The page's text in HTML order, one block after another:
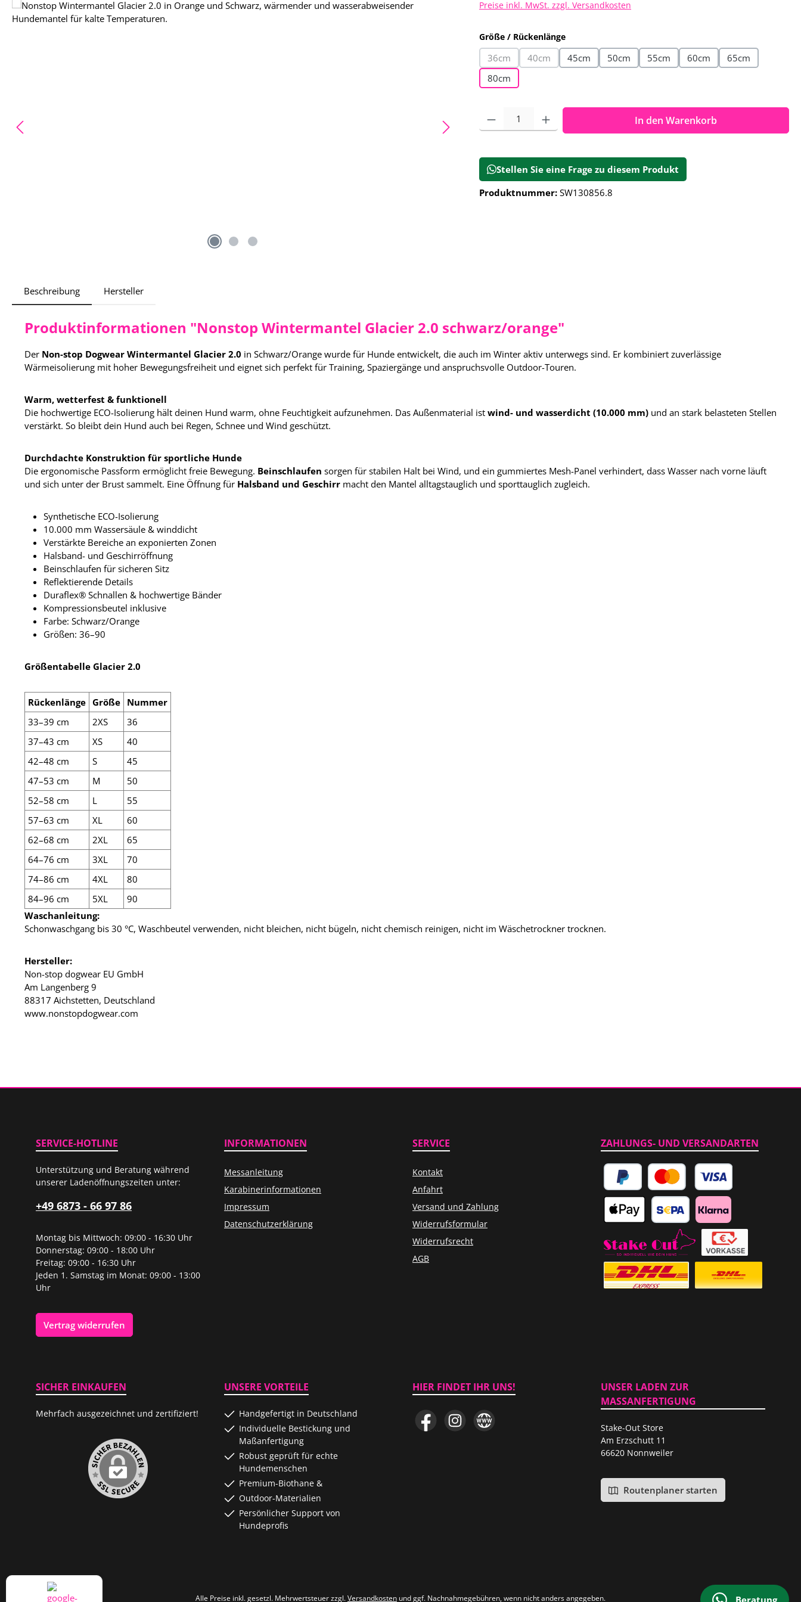
Preise inkl. MwSt. zzgl. Versandkosten
Größe / Rückenlängeauswählen
36cm
(Diese Option ist zurzeit nicht verfügbar.)
40cm
(Diese Option ist zurzeit nicht verfügbar.)
45cm 50cm 55cm 60cm
65cm
80cm
Produkt Anzahl: Gib den gewünschten Wert ein oder benutze die
In den Warenkorb
Stellen Sie eine Frage zu diesem Produkt
Produktnummer: SW130856.8
Beschreibung Hersteller
Produktinformationen "Nonstop Wintermantel Glacier 2.0 schwarz/orange"
Der Non-stop Dogwear Wintermantel Glacier 2.0 in Schwarz/Orange wurde für Hunde entwickelt, die auch im Winter aktiv unterwegs sind. Er kombiniert zuverlässige
Wärmeisolierung mit hoher Bewegungsfreiheit und eignet sich perfekt für Training, Spaziergänge und anspruchsvolle Outdoor-Touren.
Warm, wetterfest & funktionell
Die hochwertige ECO-Isolierung hält deinen Hund warm, ohne Feuchtigkeit aufzunehmen. Das Außenmaterial ist wind- und wasserdicht (10.000 mm) und an stark belasteten Stellen
verstärkt. So bleibt dein Hund auch bei Regen, Schnee und Wind geschützt.
Durchdachte Konstruktion für sportliche Hunde
Die ergonomische Passform ermöglicht freie Bewegung. Beinschlaufen sorgen für stabilen Halt bei Wind, und ein gummiertes Mesh-Panel verhindert, dass Wasser nach vorne läuft
und sich unter der Brust sammelt. Eine Öffnung für Halsband und Geschirr macht den Mantel alltagstauglich und sporttauglich zugleich.
Synthetische ECO-Isolierung
10.000 mm Wassersäule & winddicht
Verstärkte Bereiche an exponierten Zonen
Halsband- und Geschirröffnung
Beinschlaufen für sicheren Sitz
Reflektierende Details
Duraflex® Schnallen & hochwertige Bänder
Kompressionsbeutel inklusive
Farbe: Schwarz/Orange
Größen: 36–90
Größentabelle Glacier 2.0
Rückenlänge Größe Nummer
33–39 cm
2XS
36
37–43 cm
XS
40
42–48 cm
S
45
47–53 cm
M
50
52–58 cm
L
55
57–63 cm
XL
60
62–68 cm
2XL
65
64–76 cm
3XL
70
74–86 cm
4XL
80
84–96 cm
5XL
90
Waschanleitung:
Schonwaschgang bis 30 °C, Waschbeutel verwenden, nicht bleichen, nicht bügeln, nicht chemisch reinigen, nicht im Wäschetrockner trocknen.
Hersteller:
Non-stop dogwear EU GmbH
Am Langenberg 9
88317 Aichstetten, Deutschland
www.nonstopdogwear.com
SERVICE-HOTLINE
Unterstützung und Beratung während
unserer Ladenöffnungszeiten unter:
+49 6873 - 66 97 86
Montag bis Mittwoch: 09:00 - 16:30 Uhr
Donnerstag: 09:00 - 18:00 Uhr
Freitag: 09:00 - 16:30 Uhr
Jeden 1. Samstag im Monat: 09:00 - 13:00
Uhr
Vertrag widerrufen
INFORMATIONEN
Messanleitung
Karabinerinformationen
Impressum
Datenschutzerklärung
SERVICE
Kontakt
Anfahrt
Versand und Zahlung
Widerrufsformular
Widerrufsrecht
AGB
ZAHLUNGS- UND VERSANDARTEN
PayPal Kredit- oder Debitkarte
SEPA Lastschrift
Klarna
Vorkasse
Abholung im Laden
SICHER EINKAUFEN
Mehrfach ausgezeichnet und zertifiziert!
UNSERE VORTEILE
Handgefertigt in Deutschland
Individuelle Bestickung und
Maßanfertigung
Robust geprüft für echte
Hundemenschen
Premium-Biothane &
Outdoor-Materialien
Persönlicher Support von
Hundeprofis
HIER FINDET IHR UNS!
FacebookInstagramWebsite
UNSER LADEN ZUR
MASSANFERTIGUNG
Stake-Out Store
Am Erzschutt 11
66620 Nonnweiler
Routenplaner starten
Alle Preise inkl. gesetzl. Mehrwertsteuer zzgl.Versandkosten und ggf. Nachnahmegebühren, wenn nicht anders angegeben. Beratung